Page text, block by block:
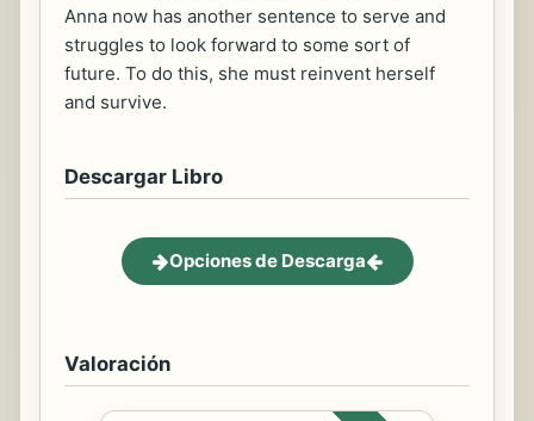
Anna now has another sentence to serve and
struggles to look forward to some sort of
future. To do this, she must reinvent herself
and survive.
Descargar Libro
Opciones de Descarga
Valoración